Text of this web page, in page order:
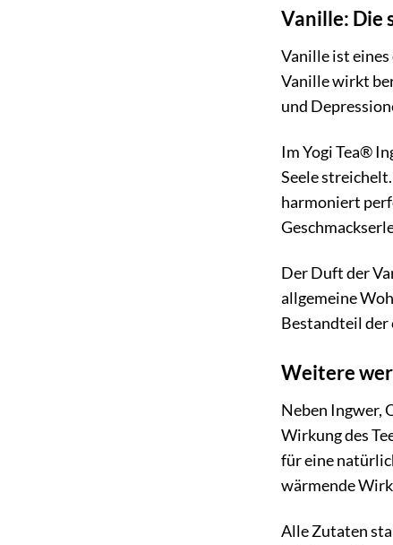
Vanille: Die
Vanille ist
Vanille wirkt
und
Im Yogi Tea®
Seele
harmoniert
Der Duft der
allgemeine
Bestandteil der
Weitere
Neben Ingwer,
Wirkung des
für eine
wärmende
Alle Zutaten